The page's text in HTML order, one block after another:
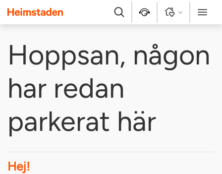
Heimstaden
Sök Kontakt Logga in Meny
Hoppsan, någon
har redan
parkerat här
Hej!